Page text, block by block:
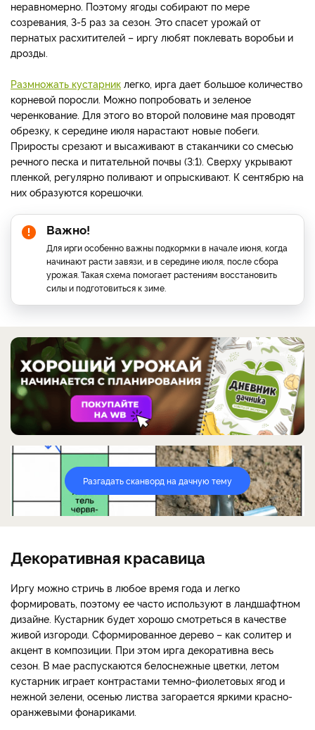
неравномерно. Поэтому ягоды собирают по мере
созревания, 3-5 раз за сезон. Это спасет урожай от
пернатых расхитителей – иргу любят поклевать воробьи и
дрозды.
Размножать кустарник легко, ирга дает большое количество
корневой поросли. Можно попробовать и зеленое
черенкование. Для этого во второй половине мая проводят
обрезку, к середине июля нарастают новые побеги.
Приросты срезают и высаживают в стаканчики со смесью
речного песка и питательной почвы (3:1). Сверху укрывают
пленкой, регулярно поливают и опрыскивают. К сентябрю на
них образуются корешочки.
Важно!
Для ирги особенно важны подкормки в начале июня, когда
начинают расти завязи, и в середине июля, после сбора
урожая. Такая схема помогает растениям восстановить
силы и подготовиться к зиме.
Разгадать сканворд на дачную тему
Декоративная красавица
Иргу можно стричь в любое время года и легко
формировать, поэтому ее часто используют в ландшафтном
дизайне. Кустарник будет хорошо смотреться в качестве
живой изгороди. Сформированное дерево – как солитер и
акцент в композиции. При этом ирга декоративна весь
сезон. В мае распускаются белоснежные цветки, летом
кустарник играет контрастами темно-фиолетовых ягод и
нежной зелени, осенью листва загорается яркими красно-
оранжевыми фонариками.